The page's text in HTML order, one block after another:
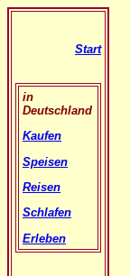
Start
in
Deutschland
Kaufen
Speisen
Reisen
Schlafen
Erleben